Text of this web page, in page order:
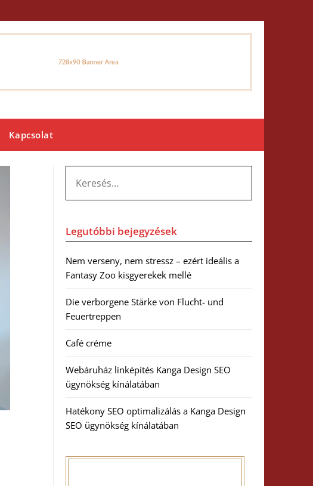
Kapcsolat
Legutóbbi bejegyzések
Nem verseny, nem stressz – ezért ideális a
Fantasy Zoo kisgyerekek mellé
Die verborgene Stärke von Flucht- und
Feuertreppen
Café créme
Webáruház linképítés Kanga Design SEO
ügynökség kínálatában
Hatékony SEO optimalizálás a Kanga Design
SEO ügynökség kínálatában